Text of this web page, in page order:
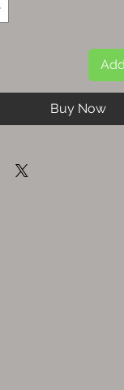
Buy Now